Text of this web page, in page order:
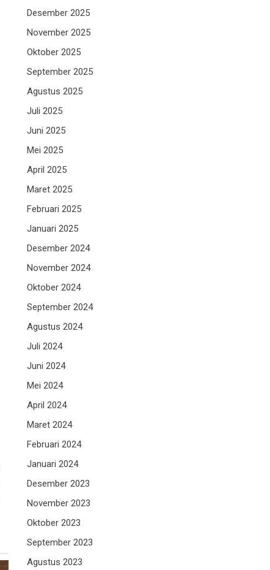
Desember 2025
November 2025
Oktober 2025
September 2025
Agustus 2025
Juli 2025
Juni 2025
Mei 2025
April 2025
Maret 2025
Februari 2025
Januari 2025
Desember 2024
November 2024
Oktober 2024
September 2024
Agustus 2024
Juli 2024
Juni 2024
Mei 2024
April 2024
Maret 2024
Februari 2024
Januari 2024
Desember 2023
November 2023
Oktober 2023
September 2023
Agustus 2023